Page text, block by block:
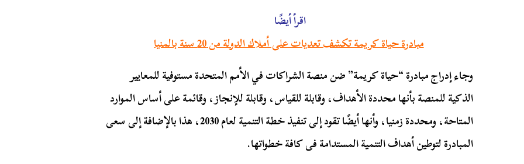
اقرأ أيضًا
مبادرة حياة كريمة تكشف تعديات على أملاك الدولة من 20 سنة بالمنيا
وجاء إدراج مبادرة “حياة كريمة” ضن منصة الشراكات في الأمم المتحدة مستوفية للمعايير
الذكية للمنصة بأنها محددة الأهداف، وقابلة للقياس، وقابلة للإنجاز، وقائمة على أساس الموارد
المتاحة، ومحددة زمنيا، وأنها أيضًا تقود إلى تنفيذ خطة التنمية لعام 2030، هذا بالإضافة إلى سعى
المبادرة لتوطين أهداف التنمية المستدامة فى كافة خطواتها.